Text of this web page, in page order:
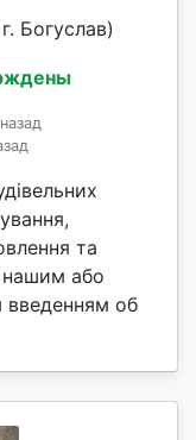
Богуслав)
та
нашим або
об